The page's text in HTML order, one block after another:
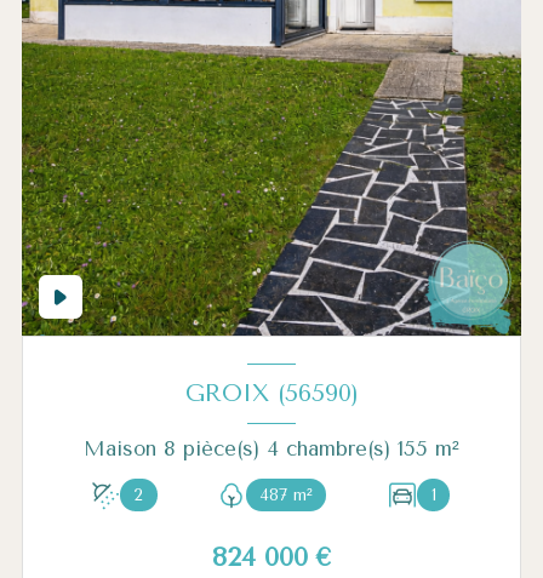
GROIX (56590)
Maison 8 pièce(s) 4 chambre(s) 155 m²
2 487 m² 1
824 000 €